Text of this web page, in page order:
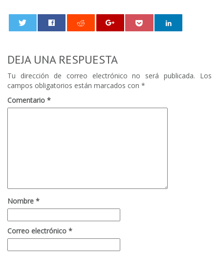
DEJA UNA RESPUESTA
Tu dirección de correo electrónico no será publicada.
Los
campos obligatorios están marcados con *
Comentario *
Nombre *
Correo electrónico *